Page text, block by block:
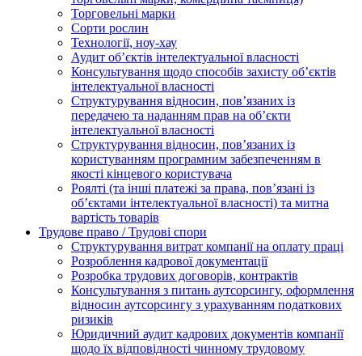
Торговельні марки
Сорти рослин
Технології, ноу-хау
Аудит об’єктів інтелектуальної власності
Консультування щодо способів захисту об’єктів
інтелектуальної власності
Структурування відносин, пов’язаних із
передачею та наданням прав на об’єкти
інтелектуальної власності
Структурування відносин, пов’язаних із
користуванням програмним забезпеченням в
якості кінцевого користувача
Роялті (та інші платежі за права, пов’язані із
об’єктами інтелектуальної власності) та митна
вартість товарів
Трудове право / Трудові спори
Cтруктурування витрат компанії на оплату праці
Розроблення кадрової документації
Розробка трудових договорів, контрактів
Консультування з питань аутсорсингу, оформлення
відносин аутсорсингу з урахуванням податкових
ризиків
Юридичний аудит кадрових документів компанії
щодо їх відповідності чинному трудовому